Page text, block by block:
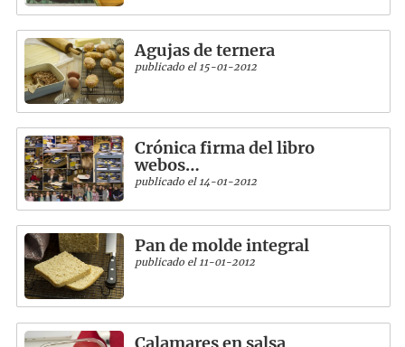
Agujas de ternera
publicado el 15-01-2012
Crónica firma del libro
webos…
publicado el 14-01-2012
Pan de molde integral
publicado el 11-01-2012